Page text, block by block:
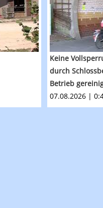
Keine
durch
Betrieb
07.08.2026 |